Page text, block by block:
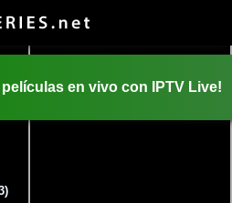
películas en vivo con IPTV Live!